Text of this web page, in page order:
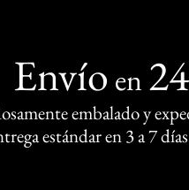
Envío en
embalado y
estándar en 3 a 7